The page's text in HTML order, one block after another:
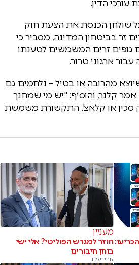
עורכי הדין.
שולחן הכנסת את הצעת חוק
זר בביטחון המדינה, מסביר כי
גופים זרים המשמשים לטענתו
ארגוני טרור.
מהרובה או בטיל – נלחמים גם
קלנר, והוסיף: "יש מי שמחנך
סכין או קלאצ'. התקשורת משמשת
מעניין
חוזר למגרש הפוליטי? אלי ישי
בוחן חיבורים
אבי יעקב